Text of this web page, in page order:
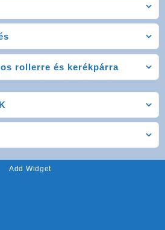
rollerre és kerékpárra
Add Widget